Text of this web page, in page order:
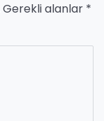
Gerekli alanlar *